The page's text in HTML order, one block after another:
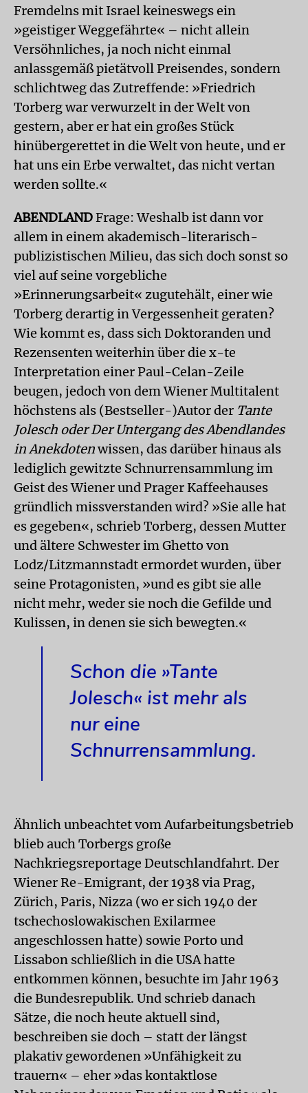
Fremdelns mit Israel keineswegs ein
»geistiger Weggefährte« – nicht allein
Versöhnliches, ja noch nicht einmal
anlassgemäß pietätvoll Preisendes, sondern
schlichtweg das Zutreffende: »Friedrich
Torberg war verwurzelt in der Welt von
gestern, aber er hat ein großes Stück
hinübergerettet in die Welt von heute, und er
hat uns ein Erbe verwaltet, das nicht vertan
werden sollte.«
ABENDLANDFrage: Weshalb ist dann vor
allem in einem akademisch-literarisch-
publizistischen Milieu, das sich doch sonst so
viel auf seine vorgebliche
»Erinnerungsarbeit« zugutehält, einer wie
Torberg derartig in Vergessenheit geraten?
Wie kommt es, dass sich Doktoranden und
Rezensenten weiterhin über die x-te
Interpretation einer Paul-Celan-Zeile
beugen, jedoch von dem Wiener Multitalent
höchstens als (Bestseller-)Autor der Tante
Jolesch oder Der Untergang des Abendlandes
in Anekdotenwissen, das darüber hinaus als
lediglich gewitzte Schnurrensammlung im
Geist des Wiener und Prager Kaffeehauses
gründlich missverstanden wird? »Sie alle hat
es gegeben«, schrieb Torberg, dessen Mutter
und ältere Schwester im Ghetto von
Lodz/Litzmannstadt ermordet wurden, über
seine Protagonisten, »und es gibt sie alle
nicht mehr, weder sie noch die Gefilde und
Kulissen, in denen sie sich bewegten.«
Schon die »Tante
Jolesch« ist mehr als
nur eine
Schnurrensammlung.
Ähnlich unbeachtet vom Aufarbeitungsbetrieb
blieb auch Torbergs große
Nachkriegsreportage Deutschlandfahrt. Der
Wiener Re-Emigrant, der 1938 via Prag,
Zürich, Paris, Nizza (wo er sich 1940 der
tschechoslowakischen Exilarmee
angeschlossen hatte) sowie Porto und
Lissabon schließlich in die USA hatte
entkommen können, besuchte im Jahr 1963
die Bundesrepublik. Und schrieb danach
Sätze, die noch heute aktuell sind,
beschreiben sie doch – statt der längst
plakativ gewordenen »Unfähigkeit zu
trauern« – eher »das kontaktlose